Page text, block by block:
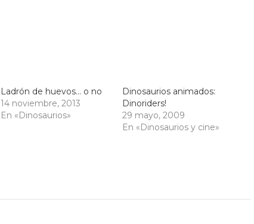
Ladrón de huevos… o no
14 noviembre, 2013
En «Dinosaurios»
Dinosaurios animados:
Dinoriders!
29 mayo, 2009
En «Dinosaurios y cine»